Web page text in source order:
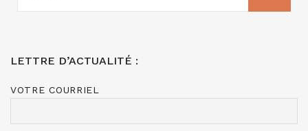
LETTRE D’ACTUALITÉ :
VOTRE COURRIEL